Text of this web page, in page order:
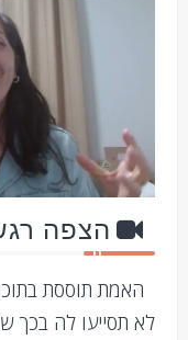
הצפה
האמת תוססת
לא תסייעו לה בכך